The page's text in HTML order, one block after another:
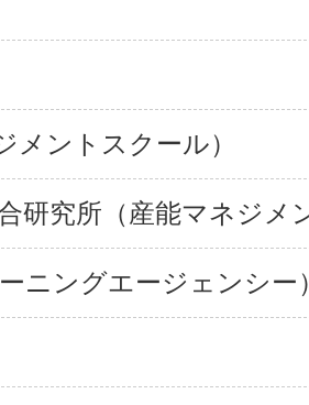
メントスクール）
研究所（産能マネジメ
ニングエージェンシー）